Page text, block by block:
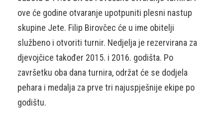
ove će godine otvaranje upotpuniti plesni nastup
skupine Jete. Filip Birovčec će u ime obitelji
službeno i otvoriti turnir. Nedjelja je rezervirana za
djevojčice također 2015. i 2016. godišta. Po
završetku oba dana turnira, održat će se dodjela
pehara i medalja za prve tri najuspješnije ekipe po
godištu.